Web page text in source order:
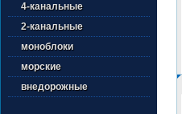
4-канальные
2-канальные
моноблоки
морские
внедорожные